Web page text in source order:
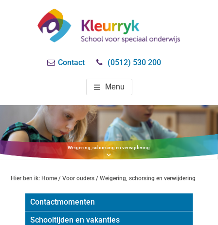
SO KLEURRYK
DRACHTEN
Contact
(0512) 530 200
Menu
Weigering, schorsing en verwijdering
Hier ben ik: Home /Voor ouders / Weigering, schorsing en verwijdering
Contactmomenten
Schooltijden en vakanties